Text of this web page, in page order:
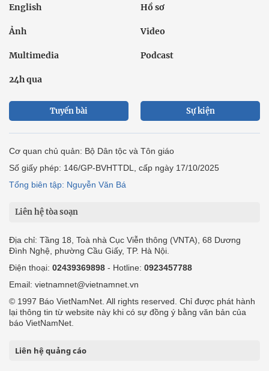
English Hồ sơ
Ảnh Video
Multimedia Podcast
24h qua
Tuyến bài Sự kiện
Cơ quan chủ quản: Bộ Dân tộc và Tôn giáo
Số giấy phép: 146/GP-BVHTTDL, cấp ngày 17/10/2025
Tổng biên tập: Nguyễn Văn Bá
Liên hệ tòa soạn
Địa chỉ: Tầng 18, Toà nhà Cục Viễn thông (VNTA), 68 Dương
Đình Nghệ, phường Cầu Giấy, TP. Hà Nội.
Điện thoại: 02439369898 - Hotline: 0923457788
Email: vietnamnet@vietnamnet.vn
© 1997 Báo VietNamNet. All rights reserved. Chỉ được phát hành
lại thông tin từ website này khi có sự đồng ý bằng văn bản của
báo VietNamNet.
Liên hệ quảng cáo